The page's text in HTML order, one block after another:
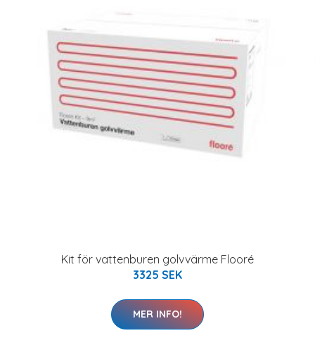
Kit för vattenburen golvvärme Flooré
3325 SEK
MER INFO!